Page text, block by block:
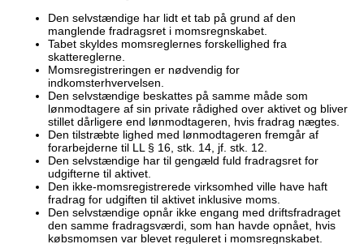
Den selvstændige har lidt et tab på grund af den
manglende fradragsret i momsregnskabet.
Tabet skyldes momsreglernes forskellighed fra
skattereglerne.
Momsregistreringen er nødvendig for
indkomsterhvervelsen.
Den selvstændige beskattes på samme måde som
lønmodtagere af sin private rådighed over aktivet og bliver
stillet dårligere end lønmodtageren, hvis fradrag nægtes.
Den tilstræbte lighed med lønmodtageren fremgår af
forarbejderne til LL § 16, stk. 14, jf. stk. 12.
Den selvstændige har til gengæld fuld fradragsret for
udgifterne til aktivet.
Den ikke-momsregistrerede virksomhed ville have haft
fradrag for udgiften til aktivet inklusive moms.
Den selvstændige opnår ikke engang med driftsfradraget
den samme fradragsværdi, som han havde opnået, hvis
købsmomsen var blevet reguleret i momsregnskabet.